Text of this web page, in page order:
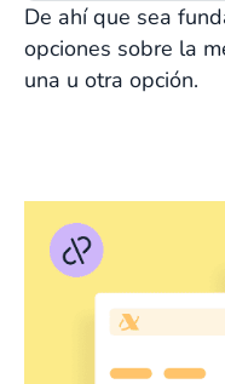
De ahí que sea
opciones sobre la
una u otra opción.